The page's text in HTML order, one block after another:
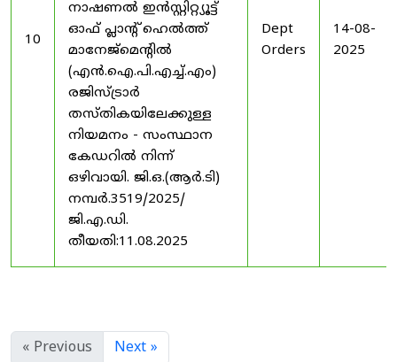
10
നാഷണൽ ഇൻസ്റ്റിറ്റ്യൂട്ട്
ഓഫ് പ്ലാന്റ് ഹെൽത്ത്
മാനേജ്‌മെന്റിൽ
(എൻ.ഐ.പി.എച്ച്.എം)
രജിസ്ട്രാർ
തസ്തികയിലേക്കുള്ള
നിയമനം - സംസ്ഥാന
കേഡറിൽ നിന്ന്
ഒഴിവായി. ജി.ഒ.(ആർ.ടി)
നമ്പർ.3519/2025/
ജി.എ.ഡി.
തീയതി:11.08.2025
Dept
Orders
14-08-
2025
« Previous Next »